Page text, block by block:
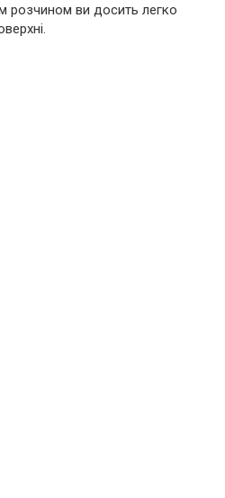
розчином ви досить легко